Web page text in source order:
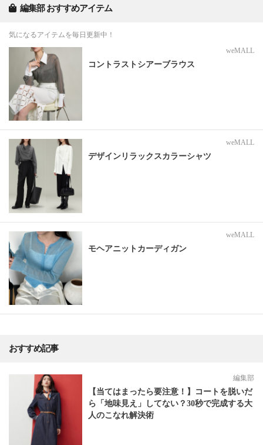
編集部 おすすめアイテム
気になるアイテムを毎日更新中！
weMALL
コントラストシアーブラウス
weMALL
デザインリラックスカラーシャツ
weMALL
モヘアニットカーディガン
おすすめ記事
編集部
【当てはまったら要注意！】コートを脱いだ
ら「地味見え」してない？30秒で完成する大
人のこなれ解決術